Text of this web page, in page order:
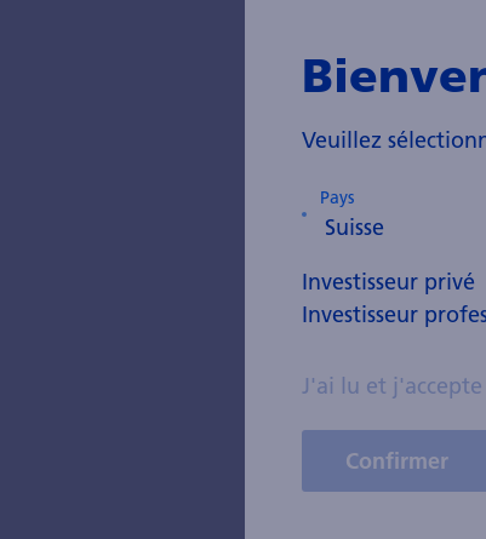
Veuillez
Pays
Investisseur privé
Investisseur
J'ai lu et j'accepte
Confirmer